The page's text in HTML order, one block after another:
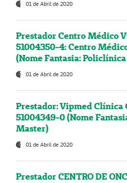
01 de Abril de 2020
Prestador Centro Médico
51004350-4: Centro
(Nome Fantasia:
01 de Abril de 2020
Prestador: Vipmed Clínica
51004349-0 (Nome
Master)
01 de Abril de 2020
Prestador CENTRO DE